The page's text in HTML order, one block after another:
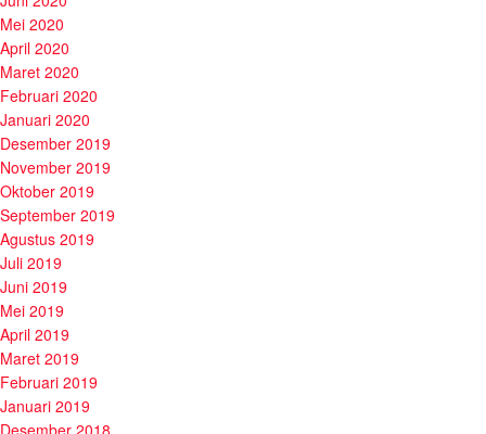
Mei 2020
April 2020
Maret 2020
Februari 2020
Januari 2020
Desember 2019
November 2019
Oktober 2019
September 2019
Agustus 2019
Juli 2019
Juni 2019
Mei 2019
April 2019
Maret 2019
Februari 2019
Januari 2019
Desember 2018